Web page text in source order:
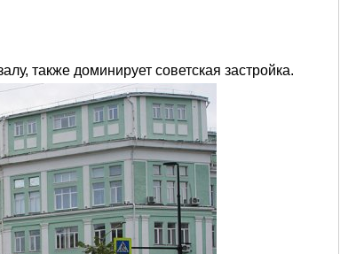
также доминирует советская застройка.